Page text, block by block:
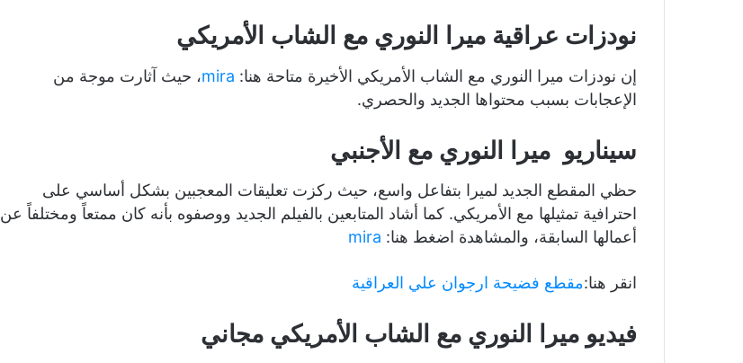
نودزات عراقية ميرا النوري مع الشاب الأمريكي
إن نودزات ميرا النوري مع الشاب الأمريكي الأخيرة متاحة هنا: mira، حيث آثارت موجة من
الإعجابات بسبب محتواها الجديد والحصري.
سيناريو ميرا النوري مع الأجنبي
حظي المقطع الجديد لميرا بتفاعل واسع، حيث ركزت تعليقات المعجبين بشكل أساسي على
احترافية تمثيلها مع الأمريكي. كما أشاد المتابعين بالفيلم الجديد ووصفوه بأنه كان ممتعاً ومختلفاً عن
أعمالها السابقة، والمشاهدة اضغط هنا: mira
انقر هنا:مقطع فضيحة ارجوان علي العراقية
فيديو ميرا النوري مع الشاب الأمريكي مجاني